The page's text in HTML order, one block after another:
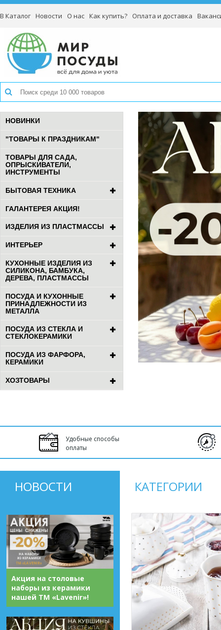
В Каталог Новости О нас Как купить? Оплата и доставка
НОВИНКИ
"ТОВАРЫ К ПРАЗДНИКАМ"
ТОВАРЫ ДЛЯ САДА,
ОПРЫСКИВАТЕЛИ,
ИНСТРУМЕНТЫ
БЫТОВАЯ ТЕХНИКА
ГАЛАНТЕРЕЯ АКЦИЯ!
ИЗДЕЛИЯ ИЗ ПЛАСТМАССЫ
ИНТЕРЬЕР
КУХОННЫЕ ИЗДЕЛИЯ ИЗ
СИЛИКОНА, БАМБУКА,
ДЕРЕВА, ПЛАСТМАССЫ
ПОСУДА И КУХОННЫЕ
ПРИНАДЛЕЖНОСТИ ИЗ
МЕТАЛЛА
ПОСУДА ИЗ СТЕКЛА И
СТЕКЛОКЕРАМИКИ
ПОСУДА ИЗ ФАРФОРА,
КЕРАМИКИ
ХОЗТОВАРЫ
Удобные способы
оплаты
НОВОСТИ
Акция на столовые
наборы из керамики
нашей ТМ «Lavenir»!
КАТЕГОРИИ